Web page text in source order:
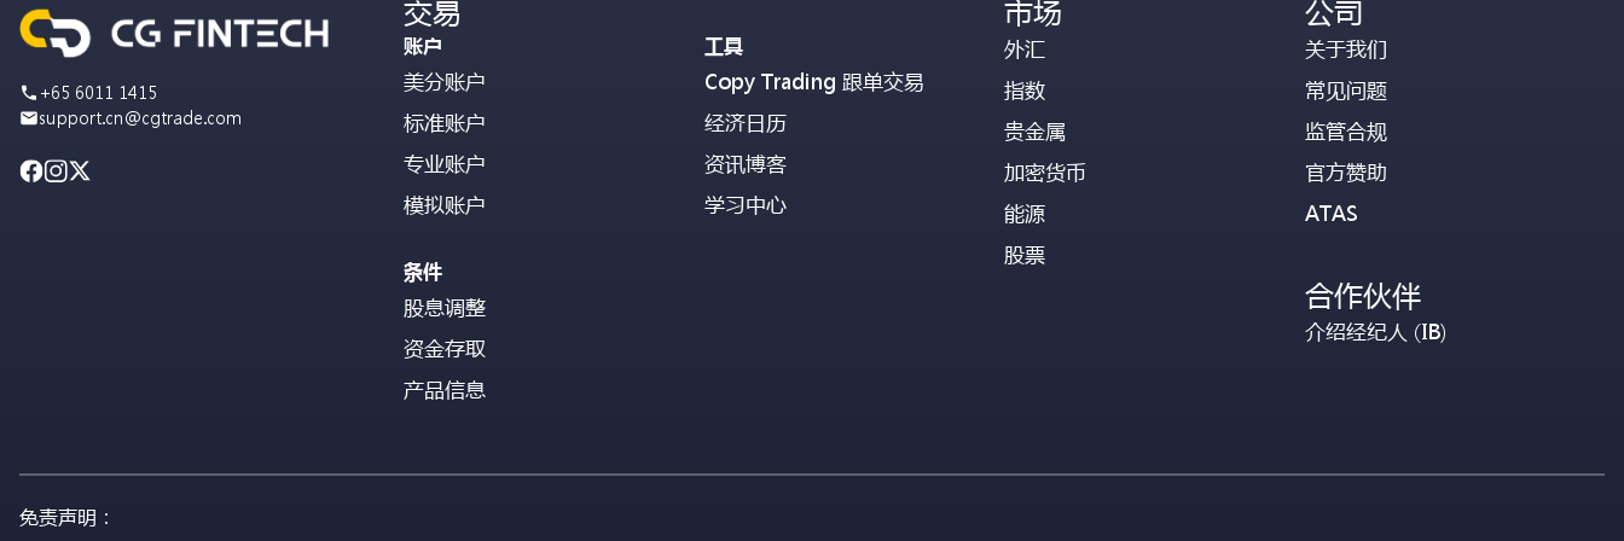
+65 6011 1415
support.cn@cgtrade.com
交易
账户
美分账户
标准账户
专业账户
模拟账户
条件
股息调整
资金存取
产品信息
工具
Copy Trading 跟单交易
经济日历
资讯博客
学习中心
市场
外汇
指数
贵金属
加密货币
能源
股票
公司
关于我们
常见问题
监管合规
官方赞助
ATAS
合作伙伴
介绍经纪人 (IB)
免责声明：